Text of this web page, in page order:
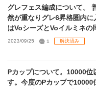
Vo→UR羽那 Da→トワコレ
真乃 ①所持しているカードで、おすすめのフェス編成はある
か？(Voコメ、Viストにも
くお願いします。
グレフェス編成について。
然が重なりグレ6昇格圏内
はVoシーズとVoイルミネの
方になっています。CeはSTEP産
Ce→【ひとりじゃない夜
Vi→【ひとつ、はたたく】真乃 ノウハウはある程度掘
ており、基本的なものはだ
2023/09/25 1
解決済み
Pカップについて。10000位以内を
す。今度のPカップで10000